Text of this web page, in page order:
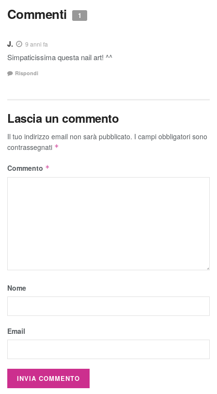
Commenti 1
J. 9 anni fa
Simpaticissima questa nail art! ^^
Rispondi
Lascia un commento
Il tuo indirizzo email non sarà pubblicato. I campi obbligatori sono
contrassegnati *
Commento *
Nome
Email